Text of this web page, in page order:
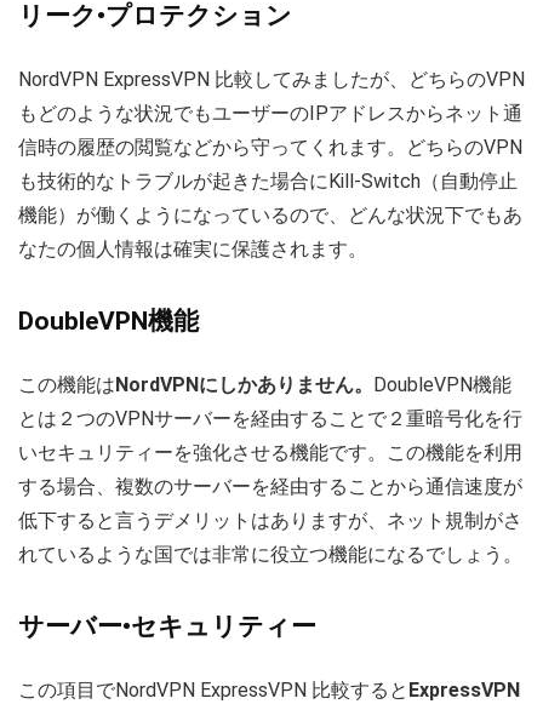
リーク•プロテクション
NordVPN ExpressVPN 比較してみましたが、どちらのVPN
もどのような状況でもユーザーのIPアドレスからネット通
信時の履歴の閲覧などから守ってくれます。どちらのVPN
も技術的なトラブルが起きた場合にKill-Switch（自動停止
機能）が働くようになっているので、どんな状況下でもあ
なたの個人情報は確実に保護されます。
DoubleVPN機能
この機能は NordVPNにしかありません。
DoubleVPN機能
とは２つのVPNサーバーを経由することで２重暗号化を行
いセキュリティーを強化させる機能です。この機能を利用
する場合、複数のサーバーを経由することから通信速度が
低下すると言うデメリットはありますが、ネット規制がさ
れているような国では非常に役立つ機能になるでしょう。
サーバー•セキュリティー
この項目でNordVPN ExpressVPN 比較すると ExpressVPN